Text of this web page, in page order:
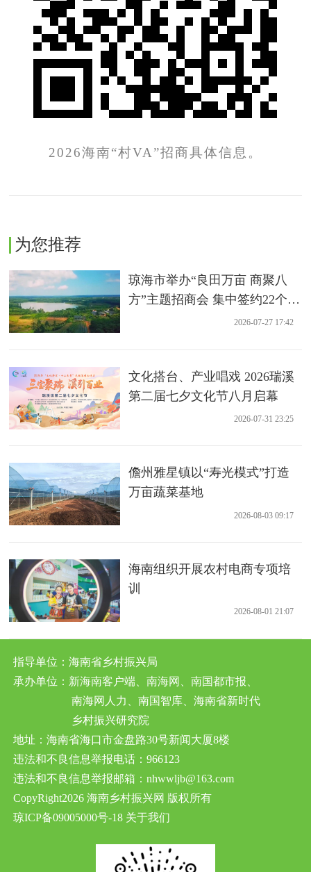
2026海南“村VA”招商具体信息。
为您推荐
琼海市举办“良田万亩 商聚八
方”主题招商会 集中签约22个农
2026-07-27 17:42
文化搭台、产业唱戏 2026瑞溪
第二届七夕文化节八月启幕
2026-07-31 23:25
儋州雅星镇以“寿光模式”打造
万亩蔬菜基地
2026-08-03 09:17
海南组织开展农村电商专项培
训
2026-08-01 21:07
指导单位：海南省乡村振兴局
承办单位：新海南客户端、南海网、南国都市报、
南海网人力、南国智库、海南省新时代
乡村振兴研究院
地址：海南省海口市金盘路30号新闻大厦8楼
违法和不良信息举报电话：966123
违法和不良信息举报邮箱：nhwwljb@163.com
CopyRight2026 海南乡村振兴网 版权所有
琼ICP备09005000号-18 关于我们